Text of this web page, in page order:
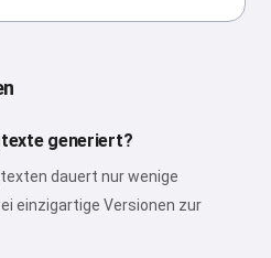
generiert?
dauert nur wenige
einzigartige Versionen zur